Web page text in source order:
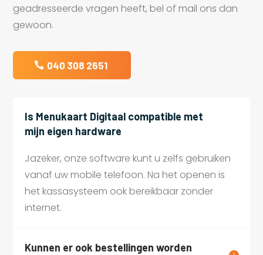
geadresseerde vragen heeft, bel of mail ons dan
gewoon.
040 308 2651
Is Menukaart Digitaal compatible met
mijn eigen hardware
Jazeker, onze software kunt u zelfs gebruiken
vanaf uw mobile telefoon. Na het openen is
het kassasysteem ook bereikbaar zonder
internet.
Kunnen er ook bestellingen worden